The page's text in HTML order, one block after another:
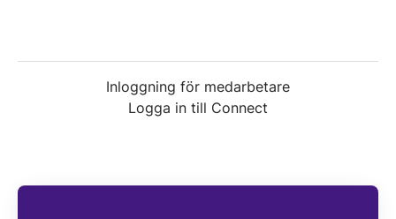
Inloggning för medarbetare
Logga in till Connect